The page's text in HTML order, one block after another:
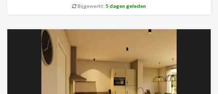
Bijgewerkt: 5 dagen geleden